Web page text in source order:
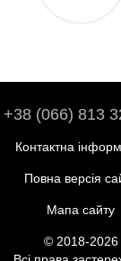
+38 (066) 813
Контактна
Повна версія
Мапа сайту
© 2018-2026